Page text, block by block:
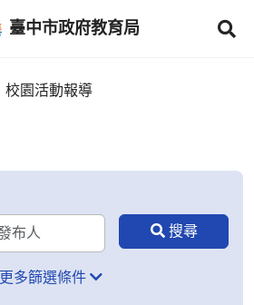
臺中市政府教育局
校園活動報導
更多篩選條件